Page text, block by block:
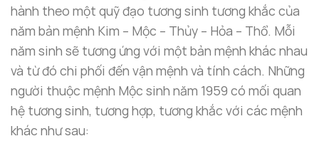
hành theo một quỹ đạo tương sinh tương khắc của
năm bản mệnh Kim – Mộc – Thủy – Hỏa – Thổ. Mỗi
năm sinh sẽ tương ứng với một bản mệnh khác nhau
và từ đó chi phối đến vận mệnh và tính cách. Những
người thuộc mệnh Mộc sinh năm 1959 có mối quan
hệ tương sinh, tương hợp, tương khắc với các mệnh
khác như sau: